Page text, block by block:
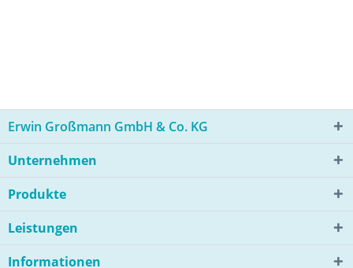
Erwin Großmann GmbH & Co. KG
Unternehmen
Produkte
Leistungen
Informationen